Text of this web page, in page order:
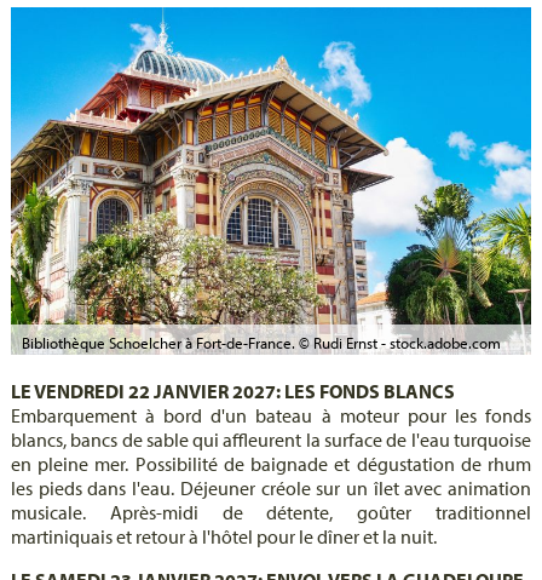
Bibliothèque Schoelcher à Fort-de-France. © Rudi Ernst - stock.adobe.com
LE VENDREDI 22 JANVIER 2027: LES FONDS BLANCS
Embarquement à bord d'un bateau à moteur pour les fonds
blancs, bancs de sable qui affleurent la surface de l'eau turquoise
en pleine mer. Possibilité de baignade et dégustation de rhum
les pieds dans l'eau. Déjeuner créole sur un îlet avec animation
musicale. Après-midi de détente, goûter traditionnel
martiniquais et retour à l'hôtel pour le dîner et la nuit.